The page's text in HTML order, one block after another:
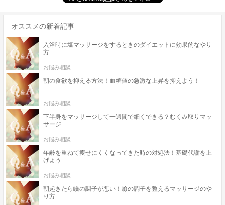
オススメの新着記事
入浴時に塩マッサージをするときのダイエットに効果的なやり
方
お悩み相談
朝の食欲を抑える方法！血糖値の急激な上昇を抑えよう！
お悩み相談
下半身をマッサージして一週間で細くできる？むくみ取りマッ
サージ
お悩み相談
年齢を重ねて痩せにくくなってきた時の対処法！基礎代謝を上
げよう
お悩み相談
朝起きたら瞼の調子が悪い！瞼の調子を整えるマッサージのや
り方